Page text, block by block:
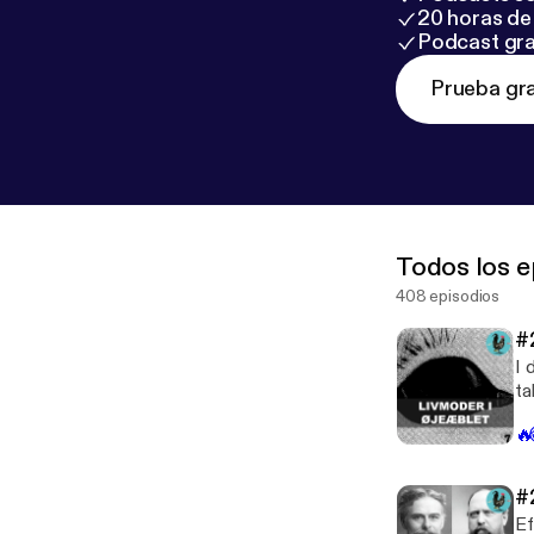
20 horas
Podcast
Prueba
Todos los
408 episodios
I
at
🔥